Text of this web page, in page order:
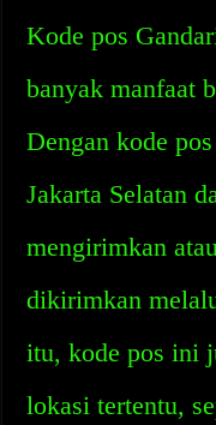
Kode pos
banyak manfaat
Dengan kode
Jakarta Selatan
mengirimkan
dikirimkan
itu, kode pos ini
lokasi tertentu,